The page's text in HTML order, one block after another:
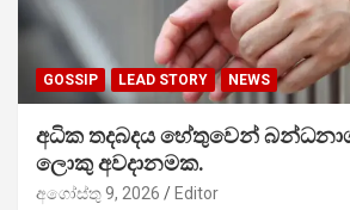
GOSSIP LEAD STORY NEWS
අධික තදබදය හේතුවෙන්
ලොකු අවදානමක.
අගෝස්තු 9, 2026 Editor